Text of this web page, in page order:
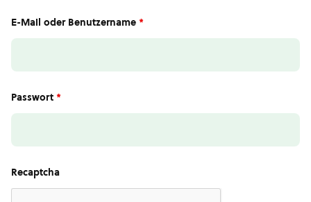
E-Mail oder Benutzername *
Passwort *
Recaptcha